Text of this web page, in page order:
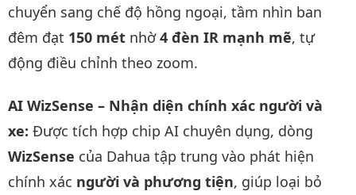
chuyển sang chế độ hồng ngoại, tầm nhìn ban
đêm đạt 150 mét nhờ4 đèn IR mạnh mẽ, tự
động điều chỉnh theo zoom.
AI WizSense – Nhận diện chính xác người và
xe: Được tích hợp chip AI chuyên dụng, dòng
WizSense của Dahua tập trung vào phát hiện
chính xác người và phương tiện, giúp loại bỏ